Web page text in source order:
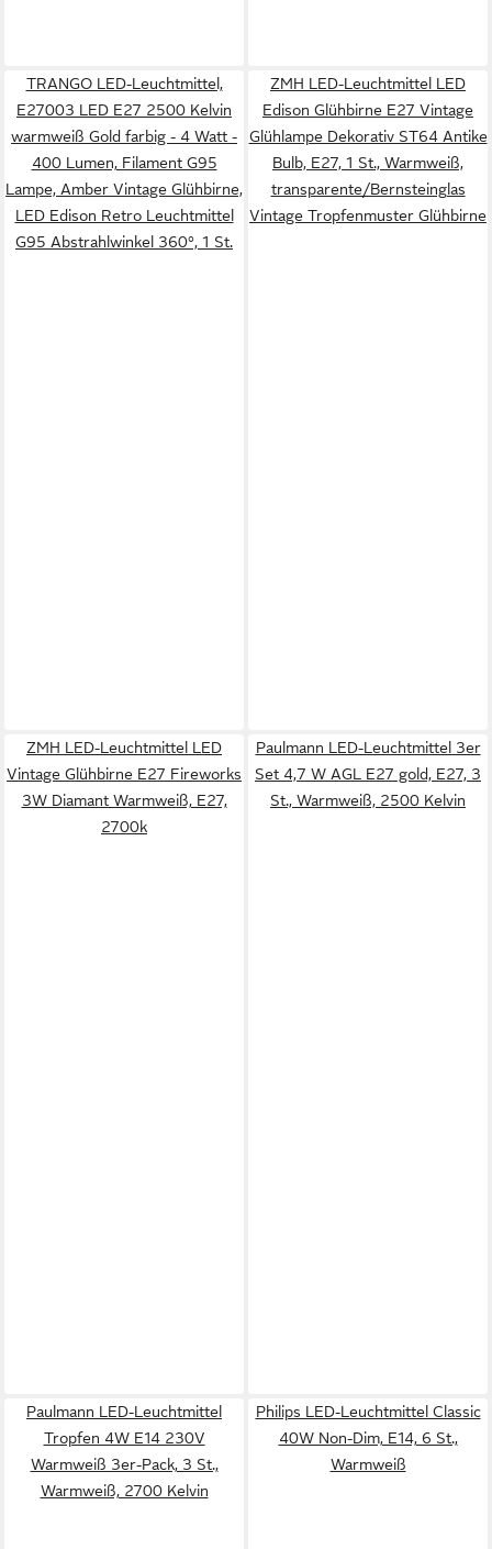
TRANGO LED-Leuchtmittel,
E27003 LED E27 2500 Kelvin
warmweiß Gold farbig - 4 Watt -
400 Lumen, Filament G95
Lampe, Amber Vintage Glühbirne,
LED Edison Retro Leuchtmittel
G95 Abstrahlwinkel 360°, 1 St.
ZMH LED-Leuchtmittel LED
Edison Glühbirne E27 Vintage
Glühlampe Dekorativ ST64 Antike
Bulb, E27, 1 St., Warmweiß,
transparente/Bernsteinglas
Vintage Tropfenmuster Glühbirne
ZMH LED-Leuchtmittel LED
Vintage Glühbirne E27 Fireworks
3W Diamant Warmweiß, E27,
2700k
Paulmann LED-Leuchtmittel 3er
Set 4,7 W AGL E27 gold, E27, 3
St., Warmweiß, 2500 Kelvin
Paulmann LED-Leuchtmittel
Tropfen 4W E14 230V
Warmweiß 3er-Pack, 3 St.,
Warmweiß, 2700 Kelvin
Philips LED-Leuchtmittel Classic
40W Non-Dim, E14, 6 St.,
Warmweiß